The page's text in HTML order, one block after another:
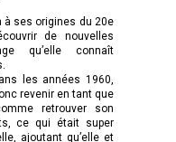
à ses origines du 20e
de nouvelles
qu’elle connaît
les années 1960,
revenir en tant que
retrouver son
ce qui était super
ajoutant qu’elle et